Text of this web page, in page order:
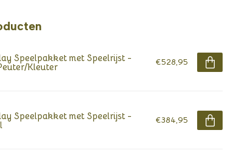
Speelpakket met Speelrijst -
Kleuter €528,95
Speelpakket met Speelrijst - €384,95